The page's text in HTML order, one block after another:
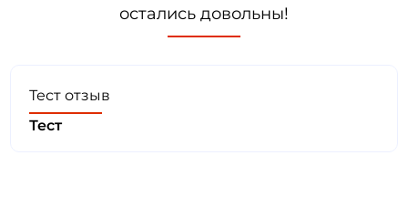
остались довольны!
Тест отзыв
Тест